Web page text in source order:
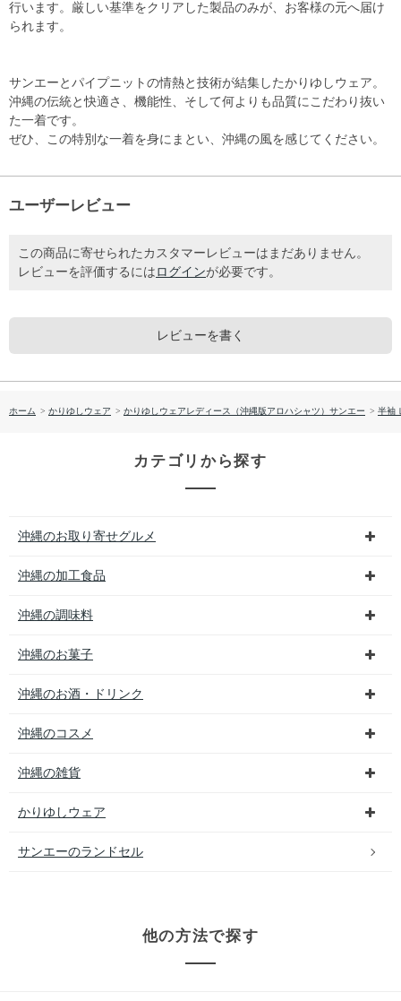
行います。厳しい基準をクリアした製品のみが、お客様の元へ届け
られます。
サンエーとパイプニットの情熱と技術が結集したかりゆしウェア。
沖縄の伝統と快適さ、機能性、そして何よりも品質にこだわり抜い
た一着です。
ぜひ、この特別な一着を身にまとい、沖縄の風を感じてください。
ユーザーレビュー
この商品に寄せられたカスタマーレビューはまだありません。
レビューを評価するには ログインが必要です。
レビューを書く
ホーム > かりゆしウェア > かりゆしウェアレディース（沖縄版アロハシャツ）サンエー > 半袖
カテゴリから探す
沖縄のお取り寄せグルメ
沖縄の加工食品
沖縄の調味料
沖縄のお菓子
沖縄のお酒・ドリンク
沖縄のコスメ
沖縄の雑貨
かりゆしウェア
サンエーのランドセル
他の方法で探す